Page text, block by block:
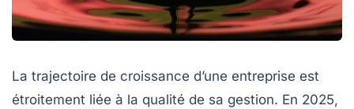
La trajectoire de croissance d’une entreprise est
étroitement liée à la qualité de sa gestion. En 2025,